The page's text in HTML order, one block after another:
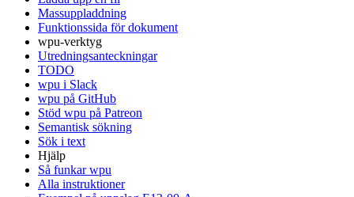
Massuppladdning
Funktionssida för dokument
wpu-verktyg
Utredningsanteckningar
TODO
wpu i Slack
wpu på GitHub
Stöd wpu på Patreon
Semantisk sökning
Sök i text
Hjälp
Så funkar wpu
Alla instruktioner